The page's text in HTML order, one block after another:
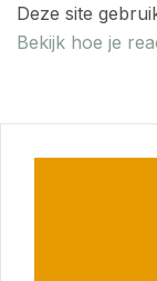
Deze site
Bekijk hoe je